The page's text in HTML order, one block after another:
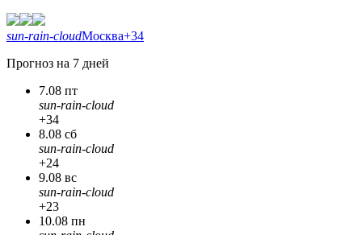
sun-rain-cloudМосква+34
Прогноз на 7 дней
7.08 пт
sun-rain-cloud
+34
8.08 сб
sun-rain-cloud
+24
9.08 вс
sun-rain-cloud
+23
10.08 пн